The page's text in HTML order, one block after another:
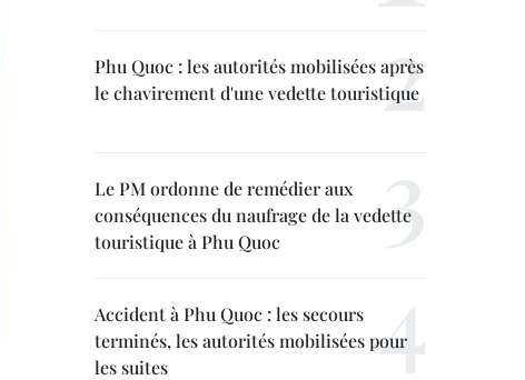
Phu Quoc : les autorités mobilisées après
le chavirement d'une vedette touristique
Le PM ordonne de remédier aux
conséquences du naufrage de la vedette
touristique à Phu Quoc
Accident à Phu Quoc : les secours
terminés, les autorités mobilisées pour
les suites